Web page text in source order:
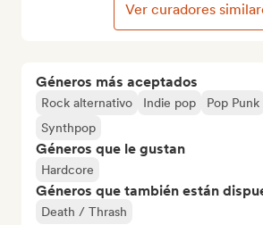
Géneros más aceptados
Rock alternativo Indie pop Pop Punk
Synthpop
Géneros que le gustan
Hardcore
Géneros que también están
Death / Thrash
Ver curadores